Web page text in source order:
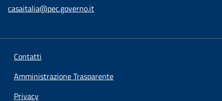
casaitalia@pec.governo.it
Contatti
Amministrazione Trasparente
Privacy